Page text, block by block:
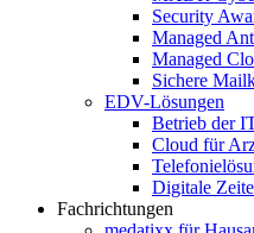
Security
Managed
Managed
Sichere
EDV-Lösungen
Betrieb der
Cloud für
Digitale
Fachrichtungen